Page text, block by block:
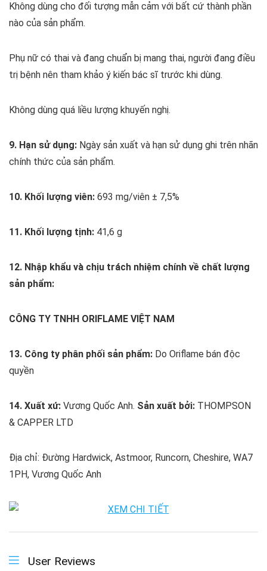
Không dùng cho đối tượng mẫn cảm với bất cứ thành phần
nào của sản phẩm.
Phụ nữ có thai và đang chuẩn bị mang thai, người đang điều
trị bệnh nên tham khảo ý kiến bác sĩ trước khi dùng.
Không dùng quá liều lượng khuyến nghị.
9. Hạn sử dụng: Ngày sản xuất và hạn sử dụng ghi trên nhãn
chính thức của sản phẩm.
10. Khối lượng viên: 693 mg/viên ± 7,5%
11. Khối lượng tịnh: 41,6 g
12. Nhập khẩu và chịu trách nhiệm chính về chất lượng
sản phẩm:
CÔNG TY TNHH ORIFLAME VIỆT NAM
13. Công ty phân phối sản phẩm: Do Oriflame bán độc
quyền
14. Xuất xứ: Vương Quốc Anh. Sản xuất bởi: THOMPSON
& CAPPER LTD
Địa chỉ: Đường Hardwick, Astmoor, Runcorn, Cheshire, WA7
1PH, Vương Quốc Anh
User Reviews